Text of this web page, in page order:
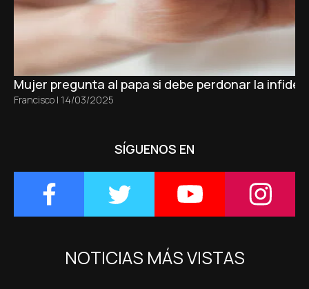
Mujer pregunta al papa si debe perdonar la
Francisco | 14/03/2025
SÍGUENOS EN
NOTICIAS MÁS VISTAS